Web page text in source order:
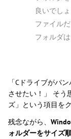
良いでし
ファイル
フォルダ
「Cドライブがパ
させたい！」 そう
ズ」という項目を
残念ながら、
ォルダーをサイズ